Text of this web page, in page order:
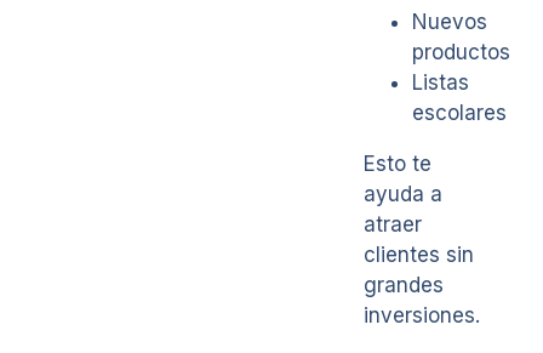
Nuevos
productos
Listas
escolares
Esto te
ayuda a
atraer
clientes sin
grandes
inversiones.